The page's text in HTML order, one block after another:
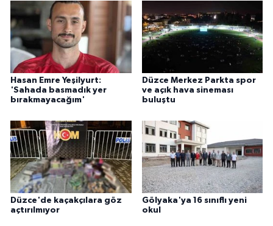
Hasan Emre Yeşilyurt:
'Sahada basmadık yer
bırakmayacağım'
Düzce Merkez Parkta spor
ve açık hava sineması
buluştu
Düzce'de kaçakçılara göz
açtırılmıyor
Gölyaka'ya 16 sınıflı yeni
okul